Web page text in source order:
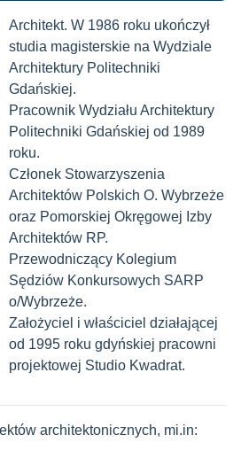
Architekt. W 1986 roku ukończył
studia magisterskie na Wydziale
Architektury Politechniki
Gdańskiej.
Pracownik Wydziału Architektury
Politechniki Gdańskiej od 1989
roku.
Członek Stowarzyszenia
Architektów Polskich O. Wybrzeże
oraz Pomorskiej Okręgowej Izby
Architektów RP.
Przewodniczący Kolegium
Sędziów Konkursowych SARP
o/Wybrzeże.
Założyciel i właściciel działającej
od 1995 roku gdyńskiej pracowni
projektowej Studio Kwadrat.
architektonicznych, mi.in: